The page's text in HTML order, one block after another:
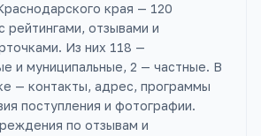
края — 120
рейтингами, отзывами и
Из них 118 —
и муниципальные, 2 — частные. В
— контакты, адрес, программы
поступления и фотографии.
по отзывам и